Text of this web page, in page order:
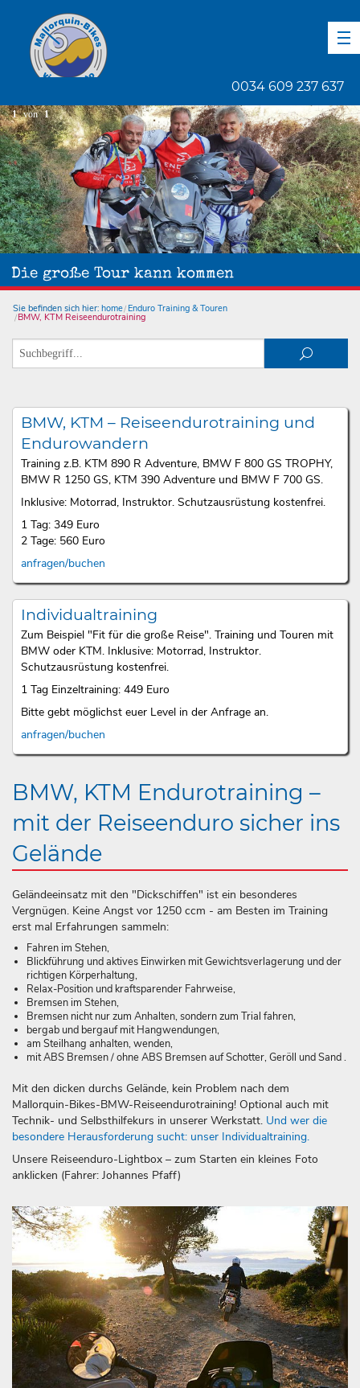
0034 609 237 637
Die große Tour kann kommen
1 von 1
Sie befinden sich hier: home Enduro Training & Touren
BMW, KTM Reiseendurotraining
BMW, KTM – Reiseendurotraining und
Endurowandern
Training z.B. KTM 890 R Adventure, BMW F 800 GS TROPHY,
BMW R 1250 GS, KTM 390 Adventure und BMW F 700 GS.
Inklusive: Motorrad, Instruktor. Schutzausrüstung kostenfrei.
1 Tag: 349 Euro
2 Tage: 560 Euro
anfragen/buchen
Individualtraining
Zum Beispiel "Fit für die große Reise". Training und Touren mit
BMW oder KTM. Inklusive: Motorrad, Instruktor.
Schutzausrüstung kostenfrei.
1 Tag Einzeltraining: 449 Euro
Bitte gebt möglichst euer Level in der Anfrage an.
anfragen/buchen
BMW, KTM Endurotraining –
mit der Reiseenduro sicher ins
Gelände
Geländeeinsatz mit den "Dickschiffen" ist ein besonderes
Vergnügen. Keine Angst vor 1250 ccm - am Besten im Training
erst mal Erfahrungen sammeln:
Fahren im Stehen,
Blickführung und aktives Einwirken mit Gewichtsverlagerung und der
richtigen Körperhaltung,
Relax-Position und kraftsparender Fahrweise,
Bremsen im Stehen,
Bremsen nicht nur zum Anhalten, sondern zum Trial fahren,
bergab und bergauf mit Hangwendungen,
am Steilhang anhalten, wenden,
mit ABS Bremsen / ohne ABS Bremsen auf Schotter, Geröll und Sand .
Mit den dicken durchs Gelände, kein Problem nach dem
Mallorquin-Bikes-BMW-Reiseendurotraining! Optional auch mit
Technik- und Selbsthilfekurs in unserer Werkstatt. Und wer die
besondere Herausforderung sucht: unser Individualtraining.
Unsere Reiseenduro-Lightbox – zum Starten ein kleines Foto
anklicken (Fahrer: Johannes Pfaff)